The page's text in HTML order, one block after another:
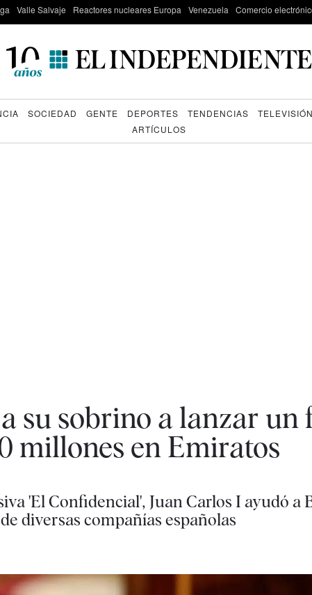
Valle Salvaje Reactores nucleares Europa Venezuela Comercio
SOCIEDAD GENTE DEPORTES TENDENCIAS TELEVISIÓN
ARTÍCULOS
su sobrino a lanzar un
millones en Emiratos
'El Confidencial', Juan Carlos I ayudó a
diversas compañías españolas